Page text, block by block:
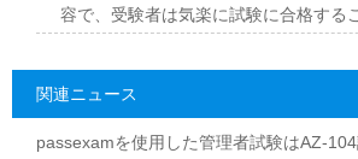
容で、受験者は気楽に試験に合格する
関連ニュース
passexamを使用した管理者試験はAZ-